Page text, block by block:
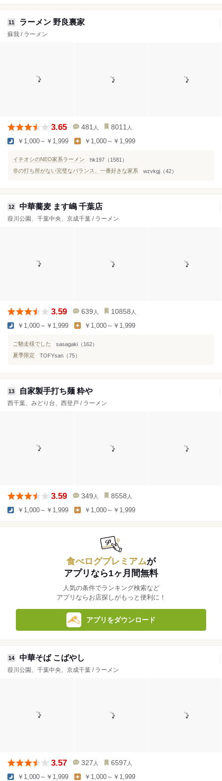
11 ラーメン 野良裏家
蘇我 / ラーメン
3.65 481 人 8011 人
￥1,000～￥1,999 ￥1,000～￥1,999
イチオシのNEO家系ラーメン
hk197（1581）
非の打ち所がない完璧なバランス、一番好きな家系
wzvkgj（42）
12 中華蕎麦 ます嶋 千葉店
葭川公園、千葉中央、京成千葉 / ラーメン
3.59 639 人 10858 人
￥1,000～￥1,999 ￥1,000～￥1,999
ご馳走様でした
sasagaki（162）
夏季限定
TOFYsan（75）
13 自家製手打ち麺 粋や
西千葉、みどり台、西登戸 / ラーメン
3.59 349 人 8558 人
￥1,000～￥1,999 ￥1,000～￥1,999
食べログプレミアムが
アプリなら1ヶ月間無料
人気の条件でランキング検索など
アプリならお店探しがもっと便利に！
アプリをダウンロード
14 中華そば こばやし
葭川公園、千葉中央、京成千葉 / ラーメン
3.57 327 人 6597 人
￥1,000～￥1,999 ￥1,000～￥1,999